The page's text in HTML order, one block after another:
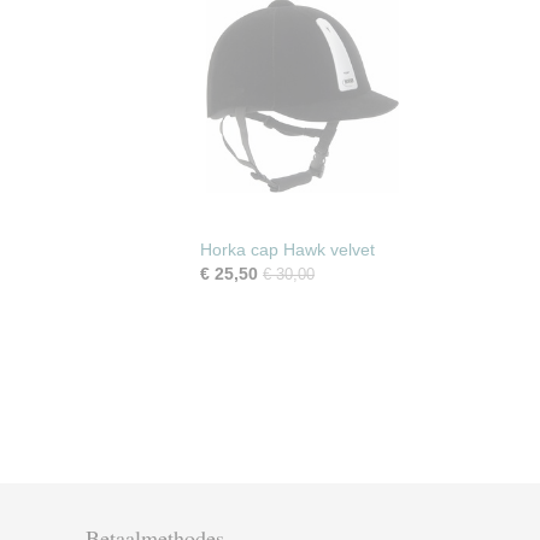
Horka cap Hawk velvet
€ 25,50 € 30,00